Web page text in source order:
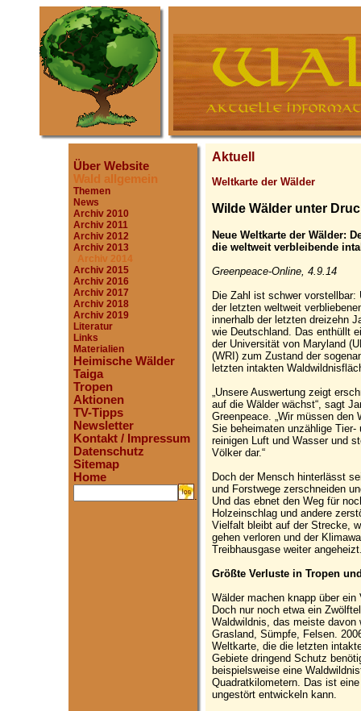
Über Website
Wald allgemein
Themen
News
Archiv 2010
Archiv 2011
Archiv 2012
Archiv 2013
Archiv 2014
Archiv 2015
Archiv 2016
Archiv 2017
Archiv 2018
Archiv 2019
Literatur
Links
Materialien
Heimische Wälder
Taiga
Tropen
Aktionen
TV-Tipps
Newsletter
Kontakt / Impressum
Datenschutz
Sitemap
Home
.
Aktuell
Weltkarte der Wälder
Wilde Wälder unter
Neue Weltkarte der Wälder:
die weltweit verbleibende
Greenpeace-Online, 4.9.14
Die Zahl ist schwer vorstellbar:
der letzten weltweit
innerhalb der letzten dreizehn
wie Deutschland. Das enthüllt
der Universität von Maryland
(WRI) zum Zustand der
letzten intakten
„Unsere Auswertung zeigt
auf die Wälder wächst“, sagt
Greenpeace. „Wir müssen den
Sie beheimaten unzählige
reinigen Luft und Wasser und
Völker dar.“
Doch der Mensch hinterlässt
und Forstwege zerschneiden
Und das ebnet den Weg für
Holzeinschlag und andere
Vielfalt bleibt auf der Strecke,
gehen verloren und der
Treibhausgase weiter
Größte Verluste in Tropen
Wälder machen knapp über
Doch nur noch etwa ein
Waldwildnis, das meiste davon
Grasland, Sümpfe, Felsen.
Weltkarte, die die letzten
Gebiete dringend Schutz
beispielsweise eine
Quadratkilometern. Das ist
ungestört entwickeln kann.